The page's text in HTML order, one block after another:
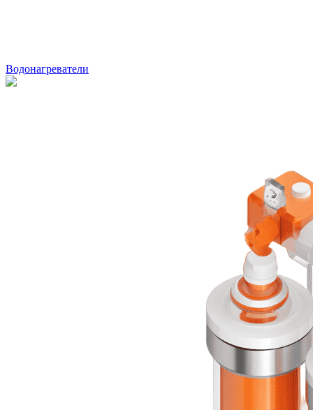
Водонагреватели